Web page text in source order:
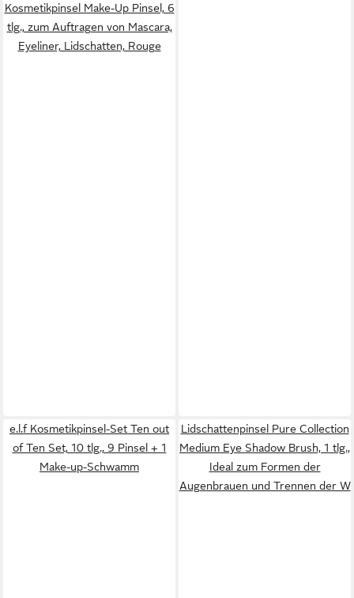
Kosmetikpinsel Make-Up Pinsel, 6
tlg., zum Auftragen von Mascara,
Eyeliner, Lidschatten, Rouge
e.l.f Kosmetikpinsel-Set Ten out
of Ten Set, 10 tlg., 9 Pinsel + 1
Make-up-Schwamm
Lidschattenpinsel Pure Collection
Medium Eye Shadow Brush, 1 tlg.,
Ideal zum Formen der
Augenbrauen und Trennen der W